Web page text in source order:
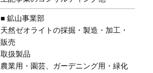
■ 鉱山事業部
天然ゼオライトの採掘・製造・加工・
販売
取扱製品
農業用・園芸、ガーデニング用・緑化